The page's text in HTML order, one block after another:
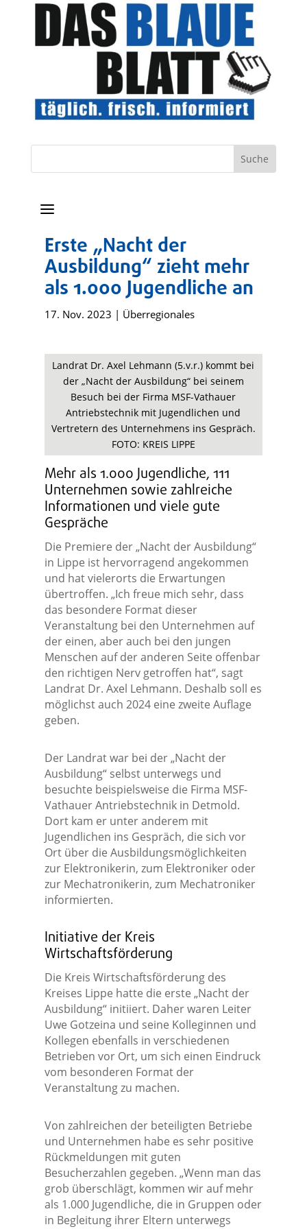
a
Erste „Nacht der
Ausbildung“ zieht mehr
als 1.000 Jugendliche an
17. Nov. 2023 | Überregionales
Landrat Dr. Axel Lehmann (5.v.r.) kommt bei
der „Nacht der Ausbildung“ bei seinem
Besuch bei der Firma MSF-Vathauer
Antriebstechnik mit Jugendlichen und
Vertretern des Unternehmens ins Gespräch.
FOTO: KREIS LIPPE
Mehr als 1.000 Jugendliche, 111
Unternehmen sowie zahlreiche
Informationen und viele gute
Gespräche
Die Premiere der „Nacht der Ausbildung“
in Lippe ist hervorragend angekommen
und hat vielerorts die Erwartungen
übertroffen. „Ich freue mich sehr, dass
das besondere Format dieser
Veranstaltung bei den Unternehmen auf
der einen, aber auch bei den jungen
Menschen auf der anderen Seite offenbar
den richtigen Nerv getroffen hat“, sagt
Landrat Dr. Axel Lehmann. Deshalb soll es
möglichst auch 2024 eine zweite Auflage
geben.
Der Landrat war bei der „Nacht der
Ausbildung“ selbst unterwegs und
besuchte beispielsweise die Firma MSF-
Vathauer Antriebstechnik in Detmold.
Dort kam er unter anderem mit
Jugendlichen ins Gespräch, die sich vor
Ort über die Ausbildungsmöglichkeiten
zur Elektronikerin, zum Elektroniker oder
zur Mechatronikerin, zum Mechatroniker
informierten.
Initiative der Kreis
Wirtschaftsförderung
Die Kreis Wirtschaftsförderung des
Kreises Lippe hatte die erste „Nacht der
Ausbildung“ initiiert. Daher waren Leiter
Uwe Gotzeina und seine Kolleginnen und
Kollegen ebenfalls in verschiedenen
Betrieben vor Ort, um sich einen Eindruck
vom besonderen Format der
Veranstaltung zu machen.
Von zahlreichen der beteiligten Betriebe
und Unternehmen habe es sehr positive
Rückmeldungen mit guten
Besucherzahlen gegeben. „Wenn man das
grob überschlägt, kommen wir auf mehr
als 1.000 Jugendliche, die in Gruppen oder
in Begleitung ihrer Eltern unterwegs